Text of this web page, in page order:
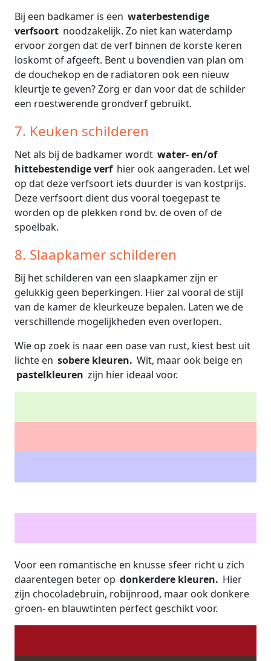
Bij een badkamer is een waterbestendige
verfsoort noodzakelijk. Zo niet kan waterdamp
ervoor zorgen dat de verf binnen de korste keren
loskomt of afgeeft. Bent u bovendien van plan om
de douchekop en de radiatoren ook een nieuw
kleurtje te geven? Zorg er dan voor dat de schilder
een roestwerende grondverf gebruikt.
7. Keuken schilderen
Net als bij de badkamer wordt water- en/of
hittebestendige verf hier ook aangeraden. Let wel
op dat deze verfsoort iets duurder is van kostprijs.
Deze verfsoort dient dus vooral toegepast te
worden op de plekken rond bv. de oven of de
spoelbak.
8. Slaapkamer schilderen
Bij het schilderen van een slaapkamer zijn er
gelukkig geen beperkingen. Hier zal vooral de stijl
van de kamer de kleurkeuze bepalen. Laten we de
verschillende mogelijkheden even overlopen.
Wie op zoek is naar een oase van rust, kiest best uit
lichte en sobere kleuren. Wit, maar ook beige en
pastelkleuren zijn hier ideaal voor.
Voor een romantische en knusse sfeer richt u zich
daarentegen beter op donkerdere kleuren. Hier
zijn chocoladebruin, robijnrood, maar ook donkere
groen- en blauwtinten perfect geschikt voor.